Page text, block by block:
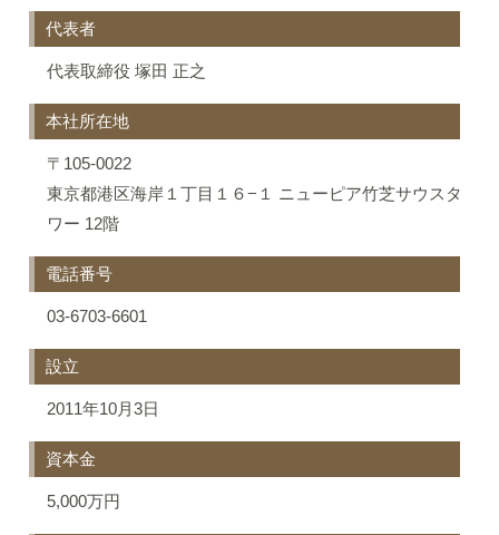
代表者
代表取締役 塚田 正之
本社所在地
〒105-0022
東京都港区海岸１丁目１６−１ ニューピア竹芝サウスタ
ワー 12階
電話番号
03-6703-6601
設立
2011年10月3日
資本金
5,000万円